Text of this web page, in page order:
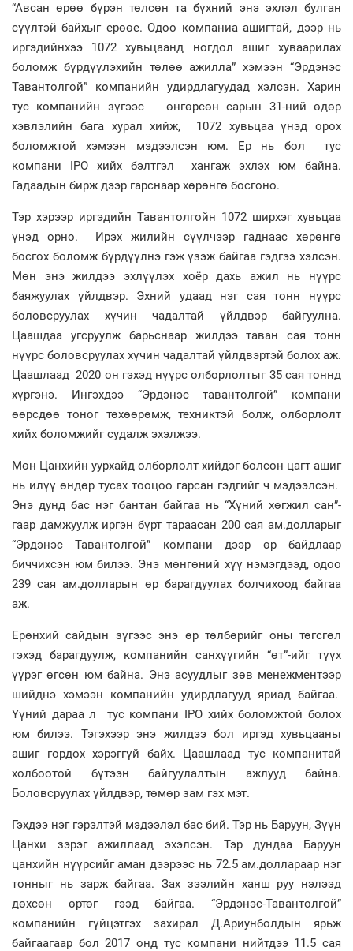
“Авсан өрөө бүрэн төлсөн та бүхний энэ эхлэл булган
сүүлтэй байхыг ерөөе. Одоо компаниа ашигтай, дээр нь
иргэдийнхээ 1072 хувьцаанд ногдол ашиг хуваарилах
боломж бүрдүүлэхийн төлөө ажилла” хэмээн “Эрдэнэс
Тавантолгой” компанийн удирдлагуудад хэлсэн. Харин
тус компанийн зүгээс өнгөрсөн сарын 31-ний өдөр
хэвлэлийн бага хурал хийж, 1072 хувьцаа үнэд орох
боломжтой хэмээн мэдээлсэн юм. Ер нь бол тус
компани IPO хийх бэлтгэл хангаж эхлэх юм байна.
Гадаадын бирж дээр гарснаар хөрөнгө босгоно.
Тэр хэрээр иргэдийн Тавантолгойн 1072 ширхэг хувьцаа
үнэд орно. Ирэх жилийн сүүлчээр гаднаас хөрөнгө
босгох боломж бүрдүүлнэ гэж үзэж байгаа гэдгээ хэлсэн.
Мөн энэ жилдээ эхлүүлэх хоёр дахь ажил нь нүүрс
баяжуулах үйлдвэр. Эхний удаад нэг сая тонн нүүрс
боловсруулах хүчин чадалтай үйлдвэр байгуулна.
Цаашдаа угсруулж барьснаар жилдээ таван сая тонн
нүүрс боловсруулах хүчин чадалтай үйлдвэртэй болох аж.
Цаашлаад 2020 он гэхэд нүүрс олборлолтыг 35 сая тоннд
хүргэнэ. Ингэхдээ “Эрдэнэс тавантолгой” компани
өөрсдөө тоног төхөөрөмж, техниктэй болж, олборлолт
хийх боломжийг судалж эхэлжээ.
Мөн Цанхийн уурхайд олборлолт хийдэг болсон цагт ашиг
нь илүү өндөр тусах тооцоо гарсан гэдгийг ч мэдээлсэн.
Энэ дунд бас нэг бантан байгаа нь “Хүний хөгжил сан”-
гаар дамжуулж иргэн бүрт тараасан 200 сая ам.долларыг
“Эрдэнэс Тавантолгой” компани дээр өр байдлаар
биччихсэн юм билээ. Энэ мөнгөний хүү нэмэгдээд, одоо
239 сая ам.долларын өр барагдуулах болчихоод байгаа
аж.
Ерөнхий сайдын зүгээс энэ өр төлбөрийг оны төгсгөл
гэхэд барагдуулж, компанийн санхүүгийн “өт”-ийг түүх
үүрэг өгсөн юм байна. Энэ асуудлыг зөв менежментээр
шийднэ хэмээн компанийн удирдлагууд яриад байгаа.
Үүний дараа л тус компани IPO хийх боломжтой болох
юм билээ. Тэгэхээр энэ жилдээ бол иргэд хувьцааны
ашиг гордох хэрэггүй байх. Цаашлаад тус компанитай
холбоотой бүтээн байгуулалтын ажлууд байна.
Боловсруулах үйлдвэр, төмөр зам гэх мэт.
Гэхдээ нэг гэрэлтэй мэдээлэл бас бий. Тэр нь Баруун, Зүүн
Цанхи зэрэг ажиллаад эхэлсэн. Тэр дундаа Баруун
цанхийн нүүрсийг аман дээрээс нь 72.5 ам.доллараар нэг
тонныг нь зарж байгаа. Зах зээлийн ханш руу нэлээд
дөхсөн өртөг гээд байгаа. “Эрдэнэс-Тавантолгой”
компанийн гүйцэтгэх захирал Д.Ариунболдын ярьж
байгаагаар бол 2017 онд тус компани нийтдээ 11.5 сая